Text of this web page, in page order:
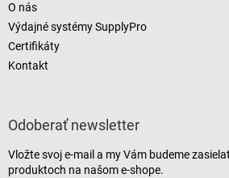
O nás
Výdajné systémy SupplyPro
Certifikáty
Kontakt
Odoberať newsletter
Vložte svoj e-mail a my Vám budeme
produktoch na našom e-shope.